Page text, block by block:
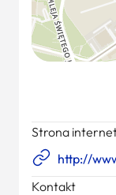
Strona
http://
Kontakt